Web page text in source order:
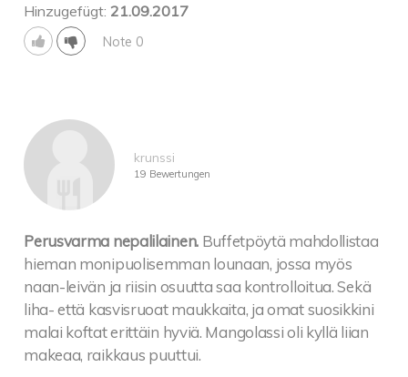
Hinzugefügt: 21.09.2017
Note 0
krunssi
19 Bewertungen
Perusvarma nepalilainen. Buffetpöytä mahdollistaa
hieman monipuolisemman lounaan, jossa myös
naan-leivän ja riisin osuutta saa kontrolloitua. Sekä
liha- että kasvisruoat maukkaita, ja omat suosikkini
malai koftat erittäin hyviä. Mangolassi oli kyllä liian
makeaa, raikkaus puuttui.